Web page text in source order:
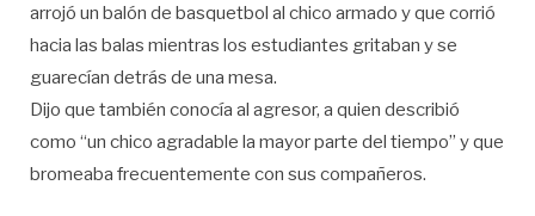
arrojó un balón de basquetbol al chico armado y que corrió
hacia las balas mientras los estudiantes gritaban y se
guarecían detrás de una mesa.
Dijo que también conocía al agresor, a quien describió
como “un chico agradable la mayor parte del tiempo” y que
bromeaba frecuentemente con sus compañeros.